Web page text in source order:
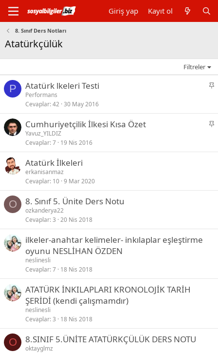
Giriş yap Kayıt ol
8. Sınıf Ders Notları
Atatürkçülük
Filtreler
P
S
i
t
Atatürk lkeleri Testi
Performans
Cevaplar 42 30 May 2016
S
i
Cumhuriyetçilik İlkesi Kısa Özet
Yavuz_YILDIZ
Cevaplar 7 19 Nis 2016
Atatürk İlkeleri
erkanisanmaz
Cevaplar 10 9 Mar 2020
O 8. Sınıf 5. Ünite Ders Notu
ozkanderya22
Cevaplar 3 20 Nis 2018
ilkeler-anahtar kelimeler- inkılaplar eşleştirme
oyunu NESLİHAN ÖZDEN
neslinesli
Cevaplar 7 18 Nis 2018
ATATÜRK İNKILAPLARI KRONOLOJİK TARİH
ŞERİDİ (kendi çalışmamdır)
neslinesli
Cevaplar 3 18 Nis 2018
O 8.SINIF 5.ÜNİTE ATATÜRKÇÜLÜK DERS NOTU
oktayglmz